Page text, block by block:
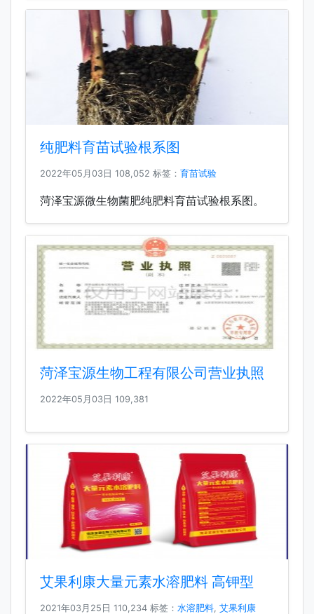
纯肥料育苗试验根系图
2022年05月03日 108,052 标签： 育苗试验
菏泽宝源微生物菌肥纯肥料育苗试验根系图。
菏泽宝源生物工程有限公司营业执照
2022年05月03日 109,381
艾果利康大量元素水溶肥料 高钾型
2021年03月25日 110,234 标签： 水溶肥料, 艾果利康